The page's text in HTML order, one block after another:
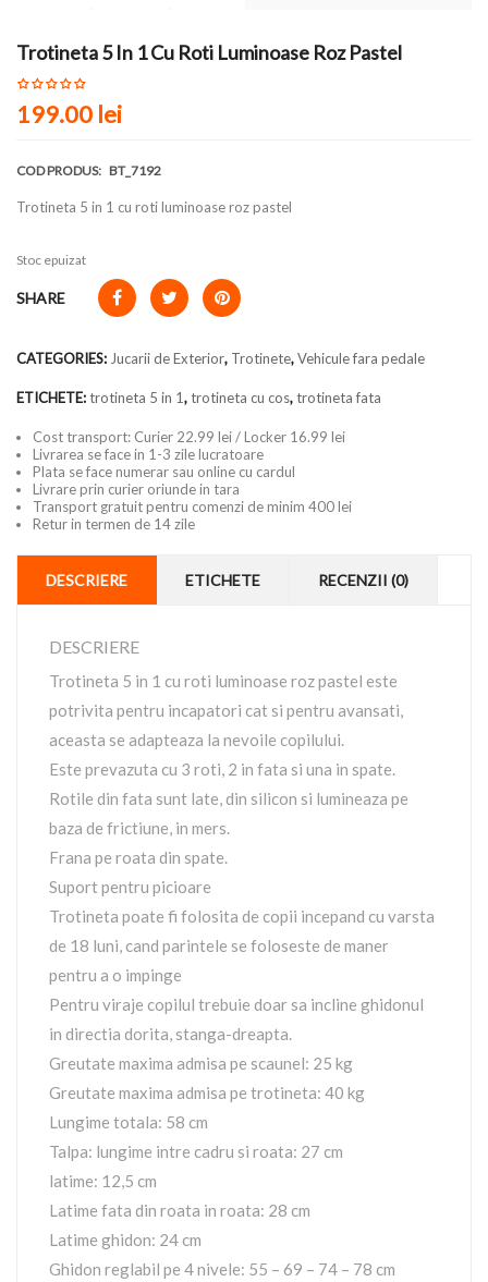
Trotineta 5 In 1 Cu Roti Luminoase Roz Pastel
199.00 lei
COD PRODUS: BT_7192
Trotineta 5 in 1 cu roti luminoase roz pastel
Stoc epuizat
SHARE
CATEGORIES: Jucarii de Exterior, Trotinete,Vehicule fara pedale
ETICHETE:trotineta 5 in 1,trotineta cu cos,trotineta fata
Cost transport: Curier 22.99 lei / Locker 16.99 lei
Livrarea se face in 1-3 zile lucratoare
Plata se face numerar sau online cu cardul
Livrare prin curier oriunde in tara
Transport gratuit pentru comenzi de minim 400 lei
Retur in termen de 14 zile
DESCRIERE ETICHETE RECENZII (0)
DESCRIERE
Trotineta 5 in 1 cu roti luminoase roz pastel este
potrivita pentru incapatori cat si pentru avansati,
aceasta se adapteaza la nevoile copilului.
Este prevazuta cu 3 roti, 2 in fata si una in spate.
Rotile din fata sunt late, din silicon si lumineaza pe
baza de frictiune, in mers.
Frana pe roata din spate.
Suport pentru picioare
Trotineta poate fi folosita de copii incepand cu varsta
de 18 luni, cand parintele se foloseste de maner
pentru a o impinge
Pentru viraje copilul trebuie doar sa incline ghidonul
in directia dorita, stanga-dreapta.
Greutate maxima admisa pe scaunel: 25 kg
Greutate maxima admisa pe trotineta: 40 kg
Lungime totala: 58 cm
Talpa: lungime intre cadru si roata: 27 cm
latime: 12,5 cm
Latime fata din roata in roata: 28 cm
Latime ghidon: 24 cm
Ghidon reglabil pe 4 nivele: 55 – 69 – 74 – 78 cm